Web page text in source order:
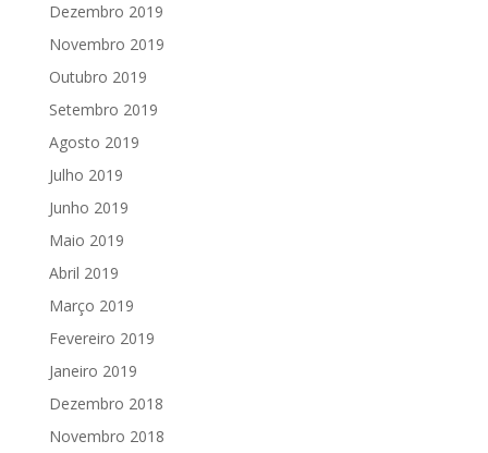
Dezembro 2019
Novembro 2019
Outubro 2019
Setembro 2019
Agosto 2019
Julho 2019
Junho 2019
Maio 2019
Abril 2019
Março 2019
Fevereiro 2019
Janeiro 2019
Dezembro 2018
Novembro 2018